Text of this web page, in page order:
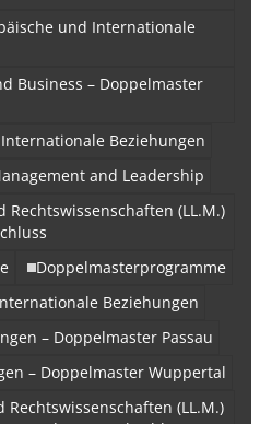
und Internationale
Business – Doppelmaster
Beziehungen
and Leadership
Rechtswissenschaften (LL.M.)
Doppelmasterprogramme
Beziehungen
– Doppelmaster Passau
– Doppelmaster Wuppertal
(LL.M.)